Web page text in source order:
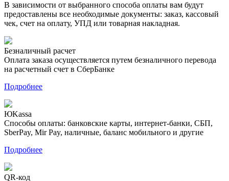
В зависимости от выбранного способа оплаты вам будут
предоставлены все необходимые документы: заказ, кассовый
чек, счет на оплату, УПД или товарная накладная.
Безналичный расчет
Оплата заказа осуществляется путем безналичного перевода
на расчетный счет в СберБанке
Подробнее
ЮKassa
Способы оплаты: банковские карты, интернет-банки, СБП,
SberPay, Mir Pay, наличные, баланс мобильного и другие
Подробнее
QR-код